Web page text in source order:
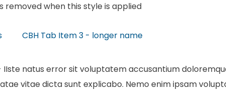
removed when this style is applied
CBH Tab Item 3 - longer name
IIste natus error sit voluptatem accusantium
vitae dicta sunt explicabo. Nemo enim ipsam